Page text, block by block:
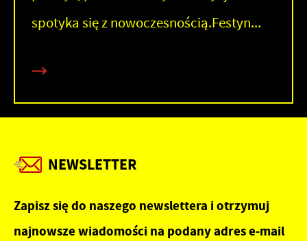
spotyka się z nowoczesnością.Festyn...
NEWSLETTER
Zapisz się do naszego newslettera i otrzymuj
najnowsze wiadomości na podany adres e-mail